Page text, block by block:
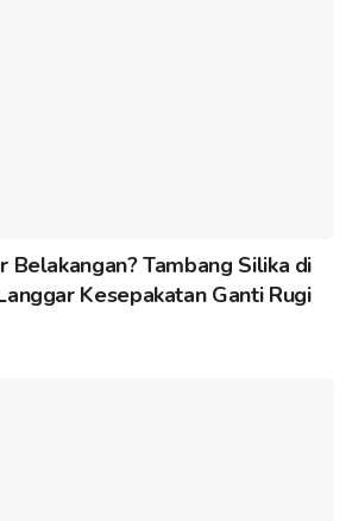
Belakangan? Tambang Silika di
Kesepakatan Ganti Rugi